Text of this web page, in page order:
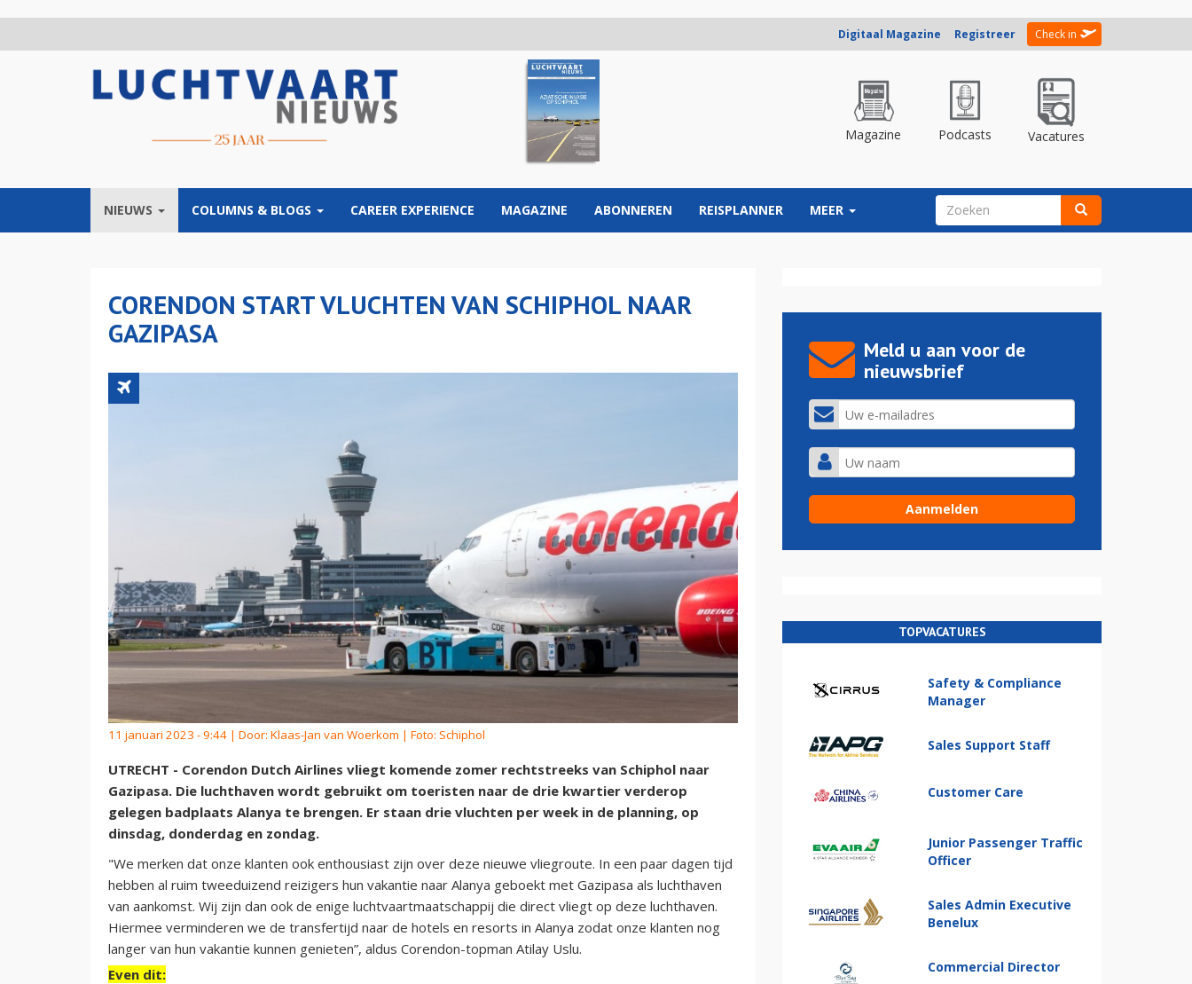
Digitaal Magazine Registreer Check in
Magazine Podcasts Vacatures
NIEUWS COLUMNS & BLOGS CAREER EXPERIENCE MAGAZINE ABONNEREN REISPLANNER MEER ZOEKVELD
CORENDON START VLUCHTEN VAN SCHIPHOL NAAR
GAZIPASA
11 januari 2023 - 9:44 | Door: Klaas-Jan van Woerkom | Foto: Schiphol
UTRECHT - Corendon Dutch Airlines vliegt komende zomer rechtstreeks van Schiphol naar
Gazipasa. Die luchthaven wordt gebruikt om toeristen naar de drie kwartier verderop
gelegen badplaats Alanya te brengen. Er staan drie vluchten per week in de planning, op
dinsdag, donderdag en zondag.
"We merken dat onze klanten ook enthousiast zijn over deze nieuwe vliegroute. In een paar dagen tijd
hebben al ruim tweeduizend reizigers hun vakantie naar Alanya geboekt met Gazipasa als luchthaven
van aankomst. Wij zijn dan ook de enige luchtvaartmaatschappij die direct vliegt op deze luchthaven.
Hiermee verminderen we de transfertijd naar de hotels en resorts in Alanya zodat onze klanten nog
langer van hun vakantie kunnen genieten”, aldus Corendon-topman Atilay Uslu.
Even dit:
Meld u aan voor de
nieuwsbrief
TOPVACATURES
Safety & Compliance
Manager
Sales Support Staff
Customer Care
Junior Passenger Traffic
Officer
Sales Admin Executive
Benelux
Commercial Director